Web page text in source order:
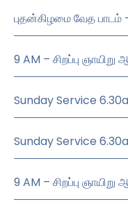
புதன்கிழமை வேத
9 AM – சிறப்பு
Sunday Service
Sunday Service
9 AM – சிறப்பு